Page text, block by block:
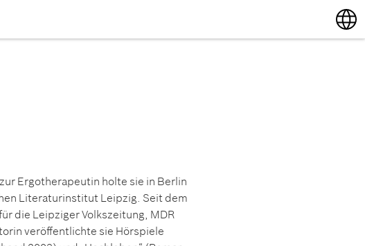
Ergotherapeutin holte sie in Berlin
Literaturinstitut Leipzig. Seit dem
die Leipziger Volkszeitung, MDR
veröffentlichte sie Hörspiele